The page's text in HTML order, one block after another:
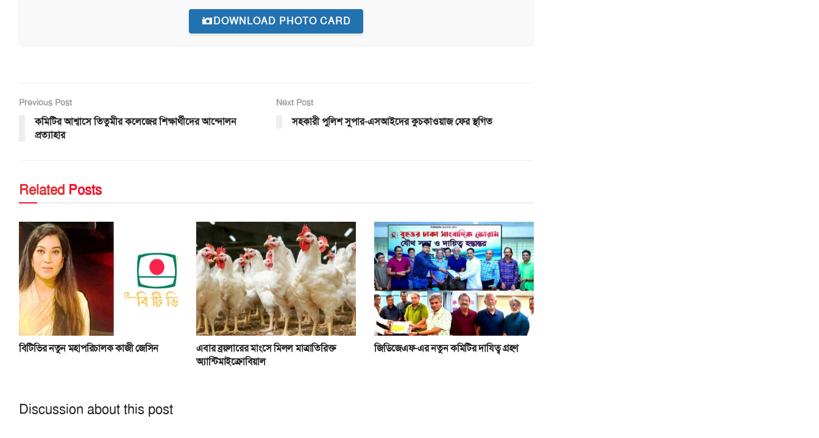
DOWNLOAD PHOTO CARD
Previous Post
কমিটির আশ্বাসে তিতুমীর কলেজের শিক্ষার্থীদের আন্দোলন
প্রত্যাহার
Next Post
সহকারী পুলিশ সুপার-এসআইদের কুচকাওয়াজ ফের স্থগিত
RelatedPosts
বিটিভির নতুন মহাপরিচালক কাজী জেসিন
এবার ব্রয়লারের মাংসে মিলল মাত্রাতিরিক্ত
অ্যান্টিমাইক্রোবিয়াল
জিডিজেএফ-এর নতুন কমিটির দাযিত্ব গ্রহণ
Discussion about this post